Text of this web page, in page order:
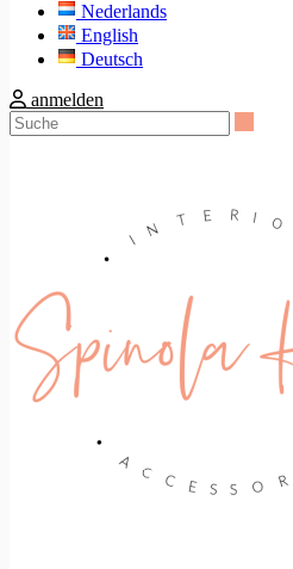
Nederlands
English
Deutsch
anmelden